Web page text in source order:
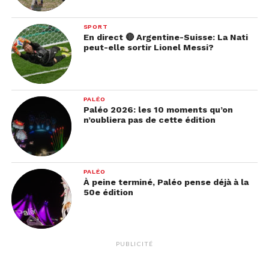
Laisse-toi emporter parla magie du grand écran
et la puissance des chansons de cet artiste
légendaire. Que tu soisfan d’Elton Johnou
simplement à la recherche d’une
concertsympa, cette performance promet une
expérience musicalehors du commun.
Quand?vendredi 10 novembre 2023
Où?Cinéma de Cossonay
SPORT
En direct 🔴 Argentine-Suisse: La Nati
peut-elle sortir Lionel Messi?
PALÉO
Paléo 2026: les 10 moments qu’on
n’oubliera pas de cette édition
PALÉO
À peine terminé, Paléo pense déjà à la
50e édition
PUBLICITÉ